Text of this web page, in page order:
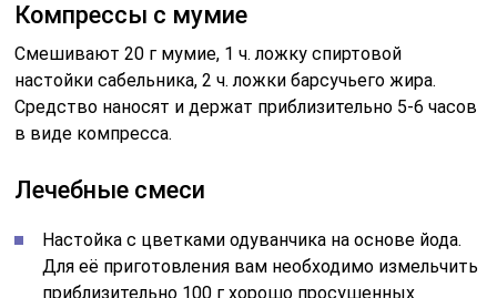
Компрессы с мумие
Смешивают 20 г мумие, 1 ч. ложку спиртовой
настойки сабельника, 2 ч. ложки барсучьего жира.
Средство наносят и держат приблизительно 5-6 часов
в виде компресса.
Лечебные смеси
Настойка с цветками одуванчика на основе йода.
Для её приготовления вам необходимо измельчить
приблизительно 100 г хорошо просушенных